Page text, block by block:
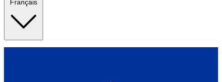
Français